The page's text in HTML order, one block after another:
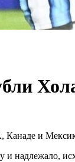
и
и надлежало,